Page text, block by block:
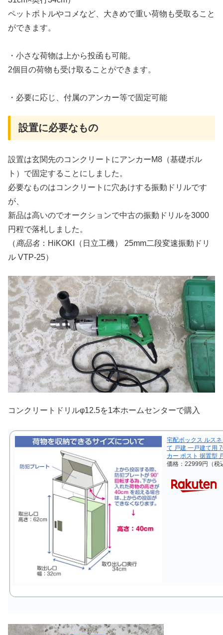
ペットボトルやコメなど、大きめで重い荷物も受取ること
ができます。
・小さな荷物は上から投函も可能。
2個目の荷物も受け取ることができます。
・必要に応じ、付属のアンカー等で固定可能
設置に必要なもの
設置は玄関先のコンクリートにアンカーM8（基礎ボル
ト）で固定することにしました。
必要なものはコンクリートに穴あけする振動ドリルです
が、
新品は高いのでオークションで中古の振動ドリルを3000
円程で落札しました。
（商品名 ：HiKOKI（日立工機） 25mm二段変速振動ドリ
ル VTP-25）
コンクリートドリルφ12.5を1本ホームセンターで購入
宅配ボックス ルス
て 戸建 一戸建て用
カー ポスト 据置型
価格：22999円（税